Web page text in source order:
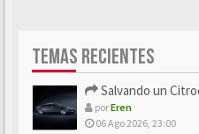
TEMAS RECIENTES
Salvando un Citroën C5
porEren
06 Ago 2026, 23:00